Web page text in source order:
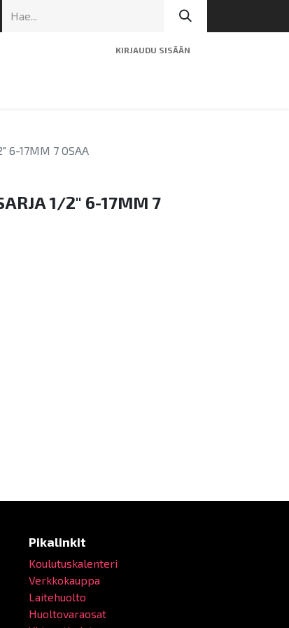
KIRJAUDU SISÄÄN
6-17MM 7 OSAA
1/2" 6-17MM 7
Pikalinkit
Koulutuskalenteri
Verkkokauppa
Laitehuolto
Huoltovaraosat